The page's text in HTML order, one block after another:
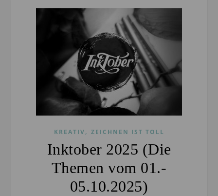
KREATIV, ZEICHNEN IST TOLL
Inktober 2025 (Die
Themen vom 01.-
05.10.2025)